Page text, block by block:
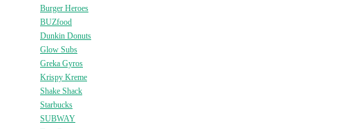
Burger Heroes
BUZfood
Dunkin Donuts
Glow Subs
Greka Gyros
Krispy Kreme
Shake Shack
Starbucks
SUBWAY